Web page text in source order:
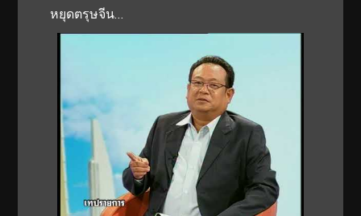
หยุดตรุษจีน…